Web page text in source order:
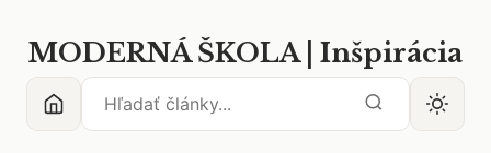
MODERNÁ ŠKOLA | Inšpirácia